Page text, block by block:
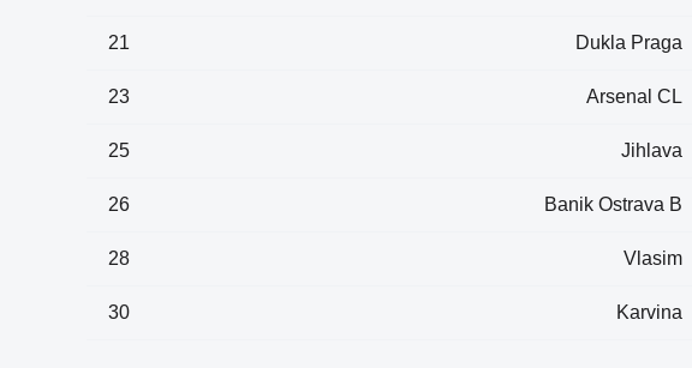
21 Dukla Praga
23 Arsenal CL
25 Jihlava
26 Banik Ostrava B
28 Vlasim
30 Karvina